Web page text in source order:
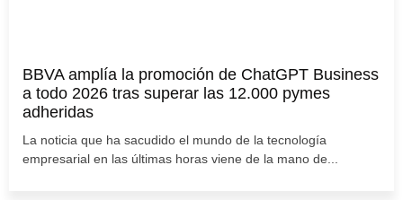
BBVA amplía la promoción de ChatGPT Business
a todo 2026 tras superar las 12.000 pymes
adheridas
La noticia que ha sacudido el mundo de la tecnología
empresarial en las últimas horas viene de la mano de...